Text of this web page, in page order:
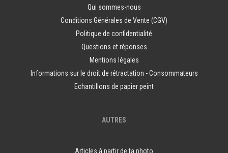
Qui sommes-nous
Conditions Générales de Vente (CGV)
Politique de confidentialité
Questions et réponses
Mentions légales
Informations sur le droit de rétractation - Consommateurs
Echantillons de papier peint
AUTRES
Articles à partir de ta photo